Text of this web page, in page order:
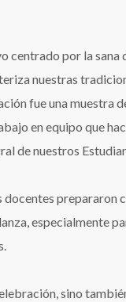
centrado por la sana
nuestras
fue una muestra
en equipo que
de nuestros
docentes prepararon
especialmente
sino